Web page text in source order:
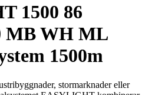
1500 86
MB WH ML
1500m
stormarknader eller